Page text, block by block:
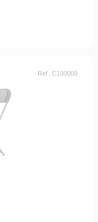
Ref : C100009